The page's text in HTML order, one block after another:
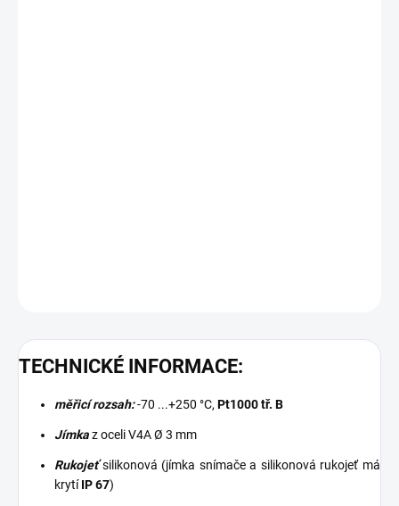
TECHNICKÉ INFORMACE:
měřicí rozsah:-70 ...+250 °C, Pt1000 tř. B
Jímkaz oceli V4A Ø 3 mm
Rukojeť silikonová (jímka snímače a silikonová rukojeť má
krytíIP 67)